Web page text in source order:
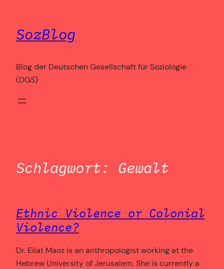
springen
SozBlog
Blog der Deutschen Gesellschaft für Soziologie
(DGS)
Schlagwort: Gewalt
Ethnic Violence or Colonial
Violence?
Dr. Eilat Maoz is an anthropologist working at the
Hebrew University of Jerusalem. She is currently a